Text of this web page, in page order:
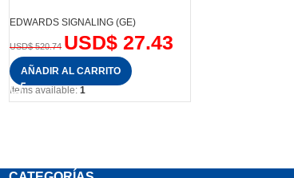
EDWARDS SIGNALING (GE)
USD$520.74 USD$27.43
AÑADIR AL CARRITO
Items available: 1